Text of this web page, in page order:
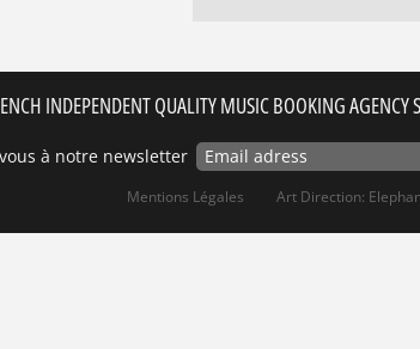
INDEPENDENT QUALITY MUSIC BOOKING
à notre newsletter
Mentions Légales Art Direction: